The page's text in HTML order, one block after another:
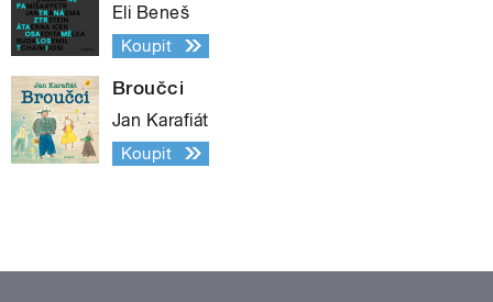
Eli Beneš
Koupit
Broučci
Jan Karafiát
Koupit